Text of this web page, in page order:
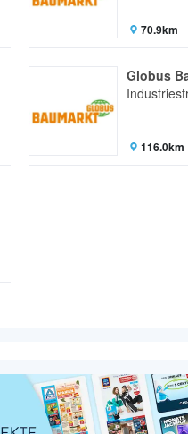
70.9km
Globus
116.0km